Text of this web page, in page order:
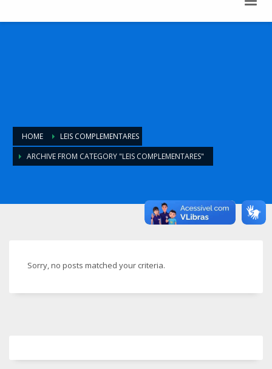
HOME
LEIS COMPLEMENTARES
ARCHIVE FROM CATEGORY "LEIS COMPLEMENTARES"
Sorry, no posts matched your criteria.